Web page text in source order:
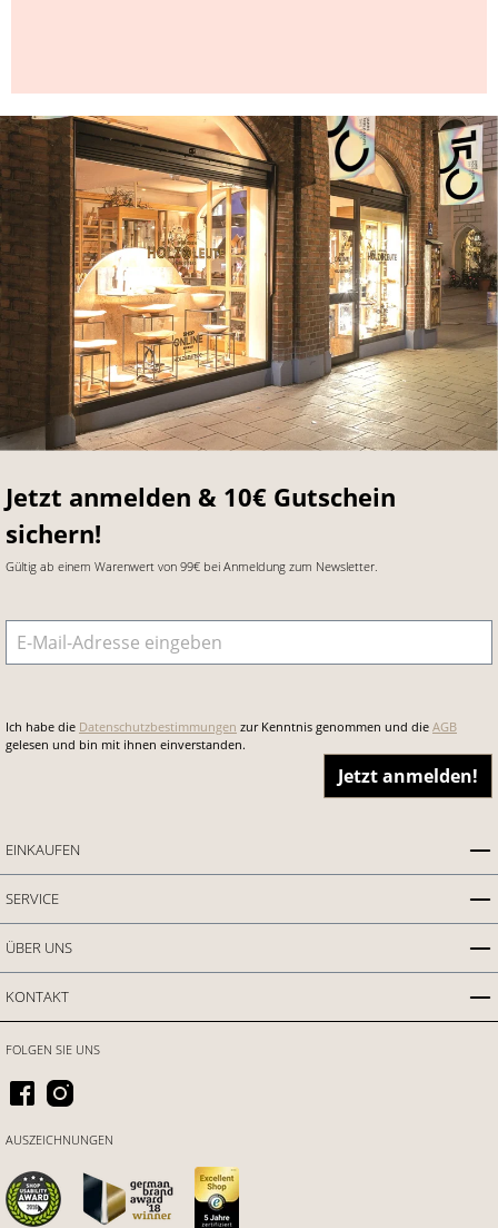
Jetzt anmelden & 10€ Gutschein
sichern!
Gültig ab einem Warenwert von 99€ bei Anmeldung zum Newsletter.
E-Mail-Adresse
Ich habe die Datenschutzbestimmungen zur Kenntnis genommen und die AGB
gelesen und bin mit ihnen einverstanden.
Jetzt anmelden!
EINKAUFEN
SERVICE
ÜBER UNS
KONTAKT
FOLGEN SIE UNS
AUSZEICHNUNGEN